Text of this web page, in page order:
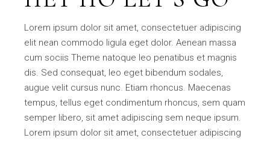
Lorem ipsum dolor sit amet, consectetuer adipiscing
elit nean commodo ligula eget dolor. Aenean massa
cum sociis Theme natoque leo penatibus et magnis
dis. Sed consequat, leo eget bibendum sodales,
augue velit cursus nunc. Etiam rhoncus. Maecenas
tempus, tellus eget condimentum rhoncus, sem quam
semper libero, sit amet adipiscing sem neque ipsum.
Lorem ipsum dolor sit amet, consectetuer adipiscing